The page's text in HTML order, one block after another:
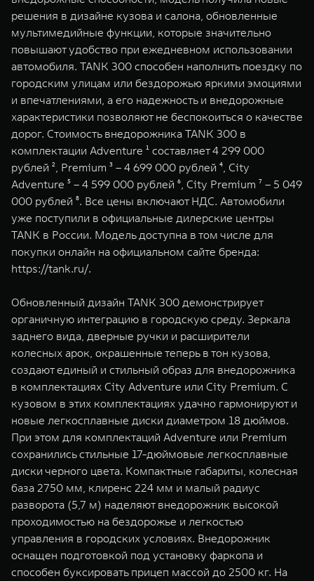
WEY 07
Расширяя границы комфорта
от 6 149 000 ₽
WEY 05
Эстетика
от 5 699
WEY 80
Масштаб возможностей
от 6 449 000 ₽
WEY 80
Масштаб
от 8 099
решения в дизайне кузова и салона, обновленные
мультимедийные функции, которые значительно
повышают удобство при ежедневном использовании
автомобиля. TANK 300 способен наполнить поездку по
городским улицам или бездорожью яркими эмоциями
и впечатлениями, а его надежность и внедорожные
характеристики позволяют не беспокоиться о качестве
дорог. Стоимость внедорожника TANK 300 в
комплектации Adventure ¹ составляет 4 299 000
рублей ², Premium ³ – 4 699 000 рублей ⁴, City
Adventure ⁵ – 4 599 000 рублей ⁶, City Premium ⁷ – 5 049
000 рублей ⁸. Все цены включают НДС. Автомобили
уже поступили в официальные дилерские центры
TANK в России. Модель доступна в том числе для
покупки онлайн на официальном сайте бренда:
https://tank.ru/.
Обновленный дизайн TANK 300 демонстрирует
органичную интеграцию в городскую среду. Зеркала
заднего вида, дверные ручки и расширители
колесных арок, окрашенные теперь в тон кузова,
создают единый и стильный образ для внедорожника
в комплектациях City Adventure или City Premium. С
кузовом в этих комплектациях удачно гармонируют и
новые легкосплавные диски диаметром 18 дюймов.
При этом для комплектаций Adventure или Premium
сохранились стильные 17-дюймовые легкосплавные
диски черного цвета. Компактные габариты, колесная
база 2750 мм, клиренс 224 мм и малый радиус
разворота (5,7 м) наделяют внедорожник высокой
проходимостью на бездорожье и легкостью
управления в городских условиях. Внедорожник
оснащен подготовкой под установку фаркопа и
способен буксировать прицеп массой до 2500 кг. На